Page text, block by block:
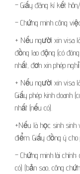
– Giấy đăng kí kết
– Chứng minh công
+ Nếu người xin visa
đồng lao động (có
nhất, đơn xin phép
+ Nếu người xin visa
Giấy phép kinh doanh
nhất (nếu có).
+Nếu là học sinh sinh
điểm. Giấy đồng ý
– Chứng minh tài
có) (bản sao, công